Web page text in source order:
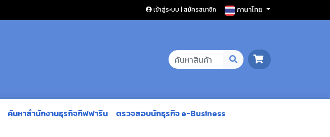
เข้าสู่ระบบ | สมัครสมาชิก ภาษาไทย
ค้นหาสำนักงานธุรกิจกิฟฟารีน
ตรวจสอบนักธุรกิจ e-Business